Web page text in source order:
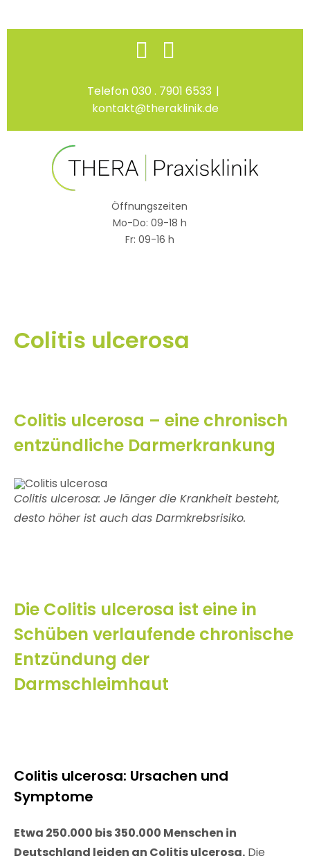
Skip
Facebook
Telefon 030 . 7901 6533 |
kontakt@theraklinik.de
Öffnungszeiten
Mo-Do: 09-18 h
Fr: 09-16 h
Colitis ulcerosa
Colitis ulcerosa – eine chronisch
entzündliche Darmerkrankung
Colitis ulcerosa: Je länger die Krankheit besteht,
desto höher ist auch das Darmkrebsrisiko.
Die Colitis ulcerosa ist eine in
Schüben verlaufende chronische
Entzündung der
Darmschleimhaut
Colitis ulcerosa: Ursachen und
Symptome
Etwa 250.000 bis 350.000 Menschen in
Deutschland leiden an Colitis ulcerosa.Die